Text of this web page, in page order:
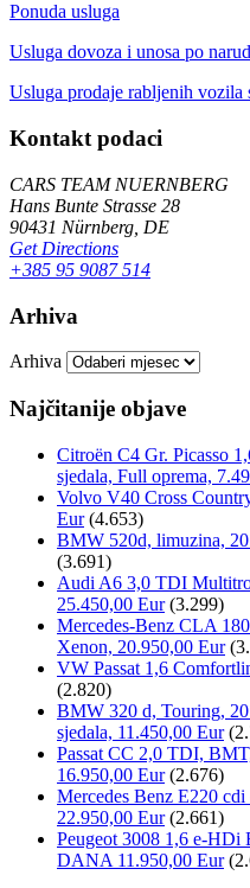
Ponuda usluga
Usluga dovoza i unosa po
Usluga prodaje rabljenih
Kontakt podaci
CARS TEAM NUERNBERG
Hans Bunte Strasse 28
90431 Nürnberg, DE
Get Directions
+385 95 9087 514
Arhiva
Arhiva
Najčitanije objave
Citroën C4 Gr. Picasso
sjedala, Full oprema,
Volvo V40 Cross
Eur (4.653)
BMW 520d, limuzina,
(3.691)
Audi A6 3,0 TDI
25.450,00 Eur (3.299)
Mercedes-Benz CLA
Xenon, 20.950,00 Eur
VW Passat 1,6
(2.820)
BMW 320 d, Touring,
sjedala, 11.450,00 Eur
Passat CC 2,0 TDI,
16.950,00 Eur (2.676)
Mercedes Benz E220
22.950,00 Eur (2.661)
Peugeot 3008 1,6 e-
DANA 11.950,00 Eur